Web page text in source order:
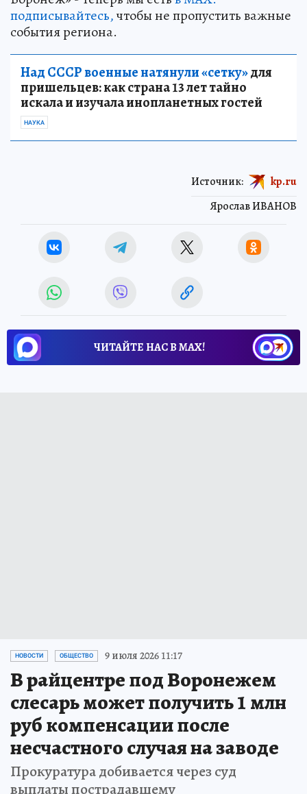
подписывайтесь,чтобы не пропустить важные
события региона.
Над СССР военные натянули «сетку»для
пришельцев: как страна 13 лет тайно
искала и изучала инопланетных гостей
НАУКА
Ярослав ИВАНОВ
Источник: kp.ru
ЧИТАЙТЕ НАС В МАХ!
НОВОСТИ ОБЩЕСТВО 9 июля 2026 11:17
В райцентре под Воронежем
слесарь может получить 1 млн
руб компенсации после
несчастного случая на заводе
Прокуратура добивается через суд
выплаты пострадавшему